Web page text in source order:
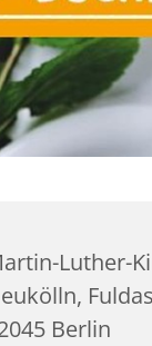
Luther-
Berlin